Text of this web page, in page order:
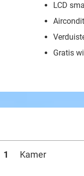
LCD
Gratis
1 Kamer